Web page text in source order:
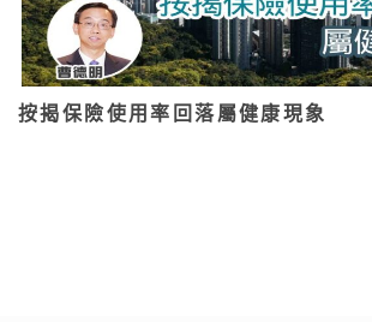
按揭保險使用率回落屬健康現象